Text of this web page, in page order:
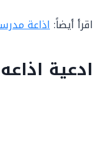
اقرأ أيضاً: اذاعة
ادعية